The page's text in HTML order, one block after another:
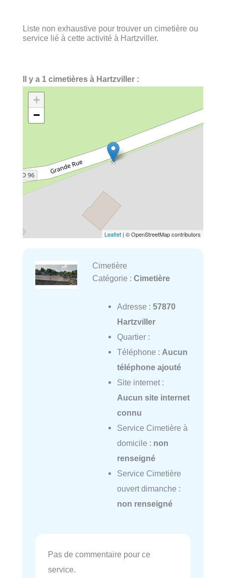
Liste non exhaustive pour trouver un cimetière ou
service lié à cette activité à Hartzviller.
Il y a 1 cimetières à Hartzviller :
+
−
Leaflet | © OpenStreetMap contributors
Cimetière
Catégorie : Cimetière
Adresse : 57870
Hartzviller
Quartier :
Téléphone : Aucun
téléphone ajouté
Site internet :
Aucun site internet
connu
Service Cimetière à
domicile : non
renseigné
Service Cimetière
ouvert dimanche :
non renseigné
Pas de commentaire pour ce
service.